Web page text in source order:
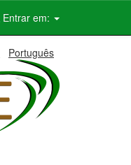
Entrar em:
Português